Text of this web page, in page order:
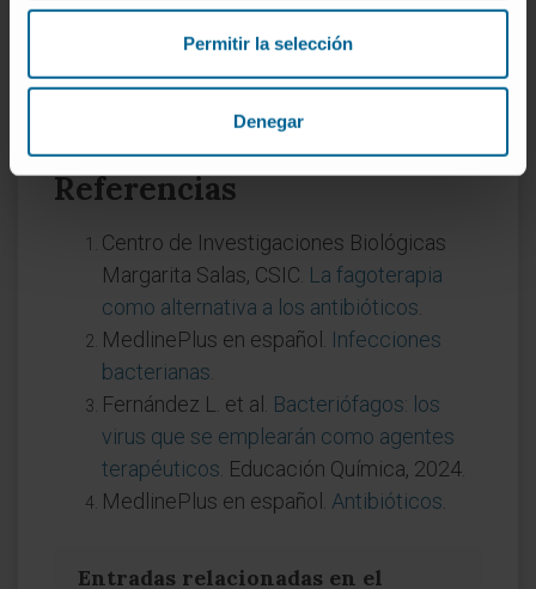
Permitir la selección
Denegar
múltiples antibióticos. Se están llevando a
cabo ensayos clínicos en varios países, pero
la regulación y la estandarización de los
Referencias
Centro de Investigaciones Biológicas
Margarita Salas, CSIC. La fagoterapia
como alternativa a los antibióticos
MedlinePlus en español. Infecciones
bacterianas
Fernández L. et al. Bacteriófagos: los
virus que se emplearán como agentes
terapéuticos . Educación Química, 2024.
MedlinePlus en español. Antibióticos
Entradas relacionadas en el